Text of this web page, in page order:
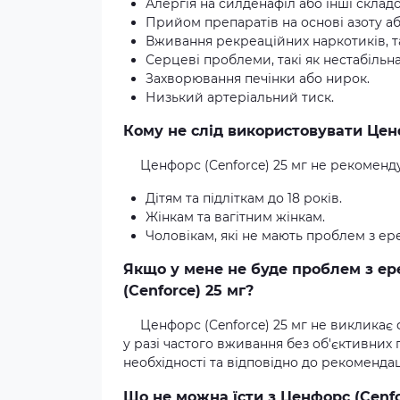
Алергія на силденафіл або інші
Прийом препаратів на основі азоту
Вживання рекреаційних наркотиків,
Серцеві проблеми, такі як
Захворювання печінки або нирок.
Низький артеріальний тиск.
Кому не слід використовувати
Ценфорс (Cenforce) 25 мг не
Дітям та підліткам до 18 років.
Жінкам та вагітним жінкам.
Чоловікам, які не мають проблем з
Якщо у мене не буде проблем з
(Cenforce) 25 мг?
Ценфорс (Cenforce) 25 мг не викликає
у разі частого вживання без
необхідності та відповідно до